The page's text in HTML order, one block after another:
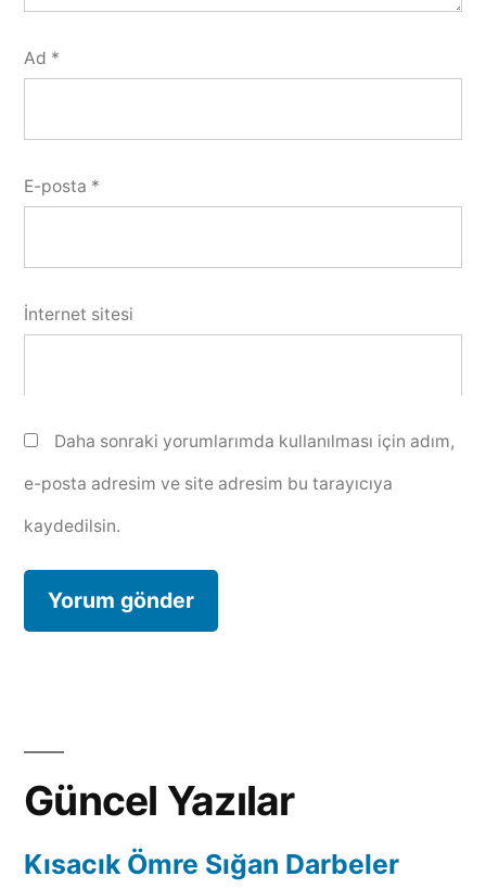
Ad *
E-posta *
İnternet sitesi
Daha sonraki yorumlarımda kullanılması için adım,
e-posta adresim ve site adresim bu tarayıcıya
kaydedilsin.
Güncel Yazılar
Kısacık Ömre Sığan Darbeler